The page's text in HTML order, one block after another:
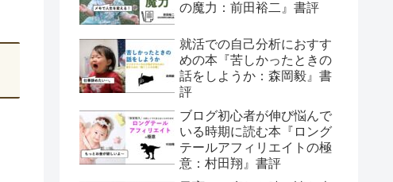
の魔力：前田裕二』書評
就活での自己分析におすす
めの本『苦しかったときの
話をしようか：森岡毅』書
評
ブログ初心者が伸び悩んで
いる時期に読む本『ロング
テールアフィリエイトの極
意：村田翔』書評